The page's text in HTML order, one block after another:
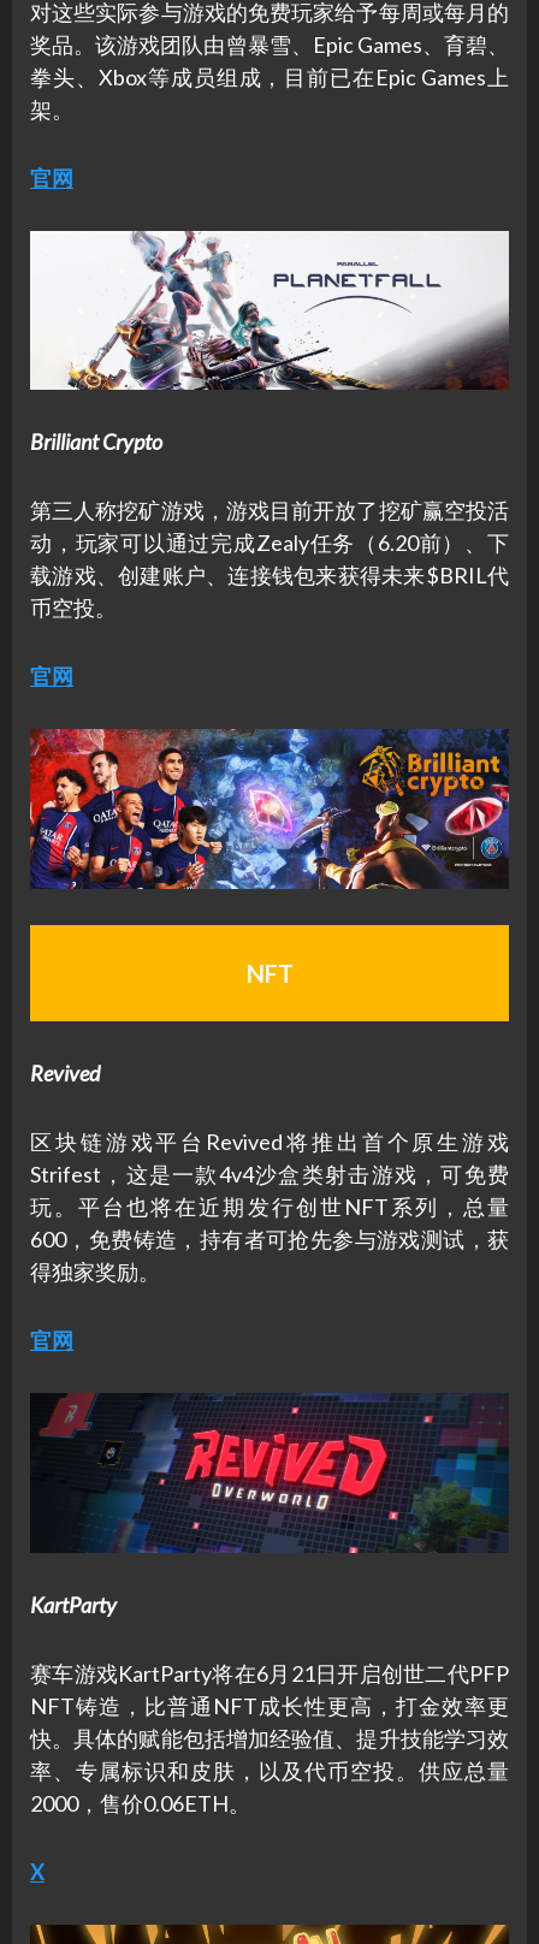
对这些实际参与游戏的免费玩家给予每周或每月的
奖品。该游戏团队由曾暴雪、Epic Games、育碧、
拳头、Xbox等成员组成，目前已在Epic Games上
架。
官网
Brilliant Crypto
第三人称挖矿游戏，游戏目前开放了挖矿赢空投活
动，玩家可以通过完成Zealy任务（6.20前）、下
载游戏、创建账户、连接钱包来获得未来$BRIL代
币空投。
官网
NFT
Revived
区块链游戏平台Revived将推出首个原生游戏
Strifest，这是一款4v4沙盒类射击游戏，可免费
玩。平台也将在近期发行创世NFT系列，总量
600，免费铸造，持有者可抢先参与游戏测试，获
得独家奖励。
官网
KartParty
赛车游戏KartParty将在6月21日开启创世二代PFP
NFT铸造，比普通NFT成长性更高，打金效率更
快。具体的赋能包括增加经验值、提升技能学习效
率、专属标识和皮肤，以及代币空投。供应总量
2000，售价0.06ETH。
X